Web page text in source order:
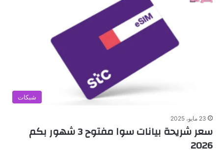
شبكات
23 مايو، 2025
سعر شريحة بيانات سوا مفتوح 3 شهور بكم
2026